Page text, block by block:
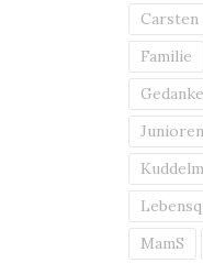
Carsten
Familie
Junioren
MamS